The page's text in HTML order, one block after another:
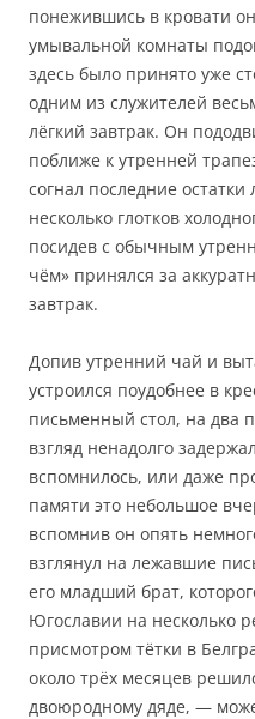
понежившись в кровати
умывальной комнаты
здесь было принято уже
одним из служителей
лёгкий завтрак. Он
поближе к утренней
согнал последние остатки
несколько глотков
посидев с обычным
чём» принялся за
завтрак.
Допив утренний чай и
устроился поудобнее в
письменный стол, на два
взгляд ненадолго
вспомнилось, или даже
памяти это небольшое
вспомнив он опять
взглянул на лежавшие
его младший брат,
Югославии на несколько
присмотром тётки в
около трёх месяцев
двоюродному дяде, —